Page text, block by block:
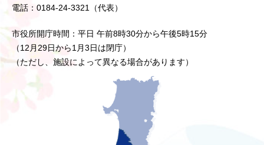
電話：0184-24-3321（代表）
市役所開庁時間：平日 午前8時30分から午後5時15分
（12月29日から1月3日は閉庁）
（ただし、施設によって異なる場合があります）